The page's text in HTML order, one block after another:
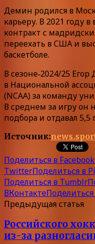
Демин родился в
карьеру. В 2021 году
контракт с
переехать в США и
баскетболе.
В сезоне‑2024/25
в Национальной
(NCAA) за команду
В среднем за игру он
подбора и отдавал 5,5
Источник:
Поделиться в Facebook
TwitterПоделиться в
Поделиться в Tumblr
ВКонтакте
Предыдущая статья
Российского
из-за